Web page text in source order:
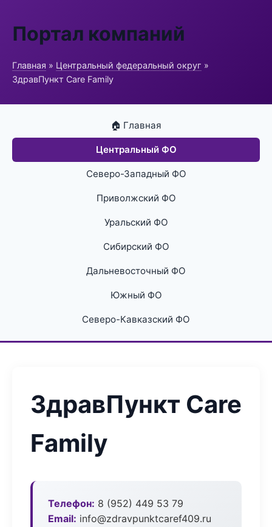
Портал компаний
Главная » Центральный федеральный округ »
ЗдравПункт Care Family
🏠 Главная
Центральный ФО
Северо-Западный ФО
Приволжский ФО
Уральский ФО
Сибирский ФО
Дальневосточный ФО
Южный ФО
Северо-Кавказский ФО
ЗдравПункт Care
Family
Телефон: 8 (952) 449 53 79
Email: info@zdravpunktcaref409.ru